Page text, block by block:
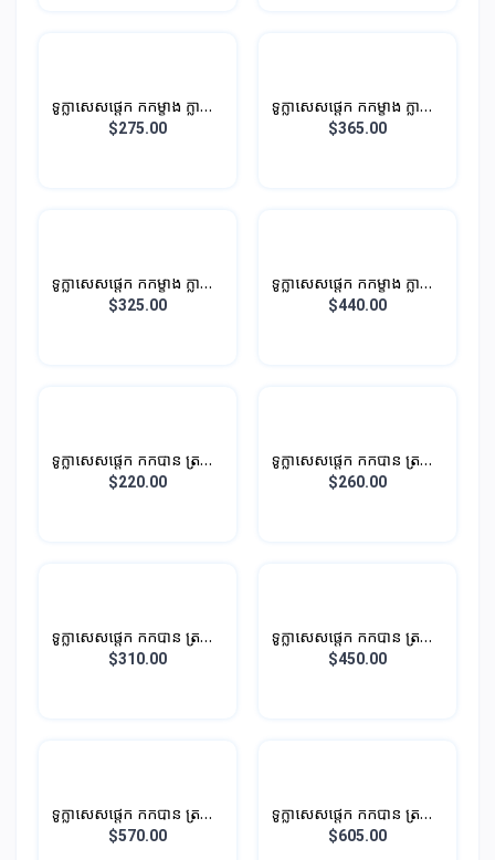
ទូក្លាសេសផ្តេក កកម្ខាង ក្លាស្សេ
ម្ខាង បណ្តោយ
$275.00
ទូក្លាសេសផ្តេក កកម្ខាង ក្លាស្សេ
ម្ខាង បណ្តោយ 1.2M 286L
$365.00
ទូក្លាសេសផ្តេក កកម្ខាង ក្លាស្សេ
ម្ខាង បណ្តោយ 1.2M 296L
$325.00
ទូក្លាសេសផ្តេក កកម្ខាង ក្លាស្សេ
ម្ខាង បណ្តោយ 1.4M 316L
$440.00
ទូក្លាសេសផ្តេក កកបាន ត្រជាក់
បាន
$220.00
ទូក្លាសេសផ្តេក កកបាន ត្រជាក់
បាន
$260.00
ទូក្លាសេសផ្តេក កកបាន ត្រជាក់
បាន
$310.00
ទូក្លាសេសផ្តេក កកបាន ត្រជាក់
បាន
$450.00
ទូក្លាសេសផ្តេក កកបាន ត្រជាក់
បាន
$570.00
ទូក្លាសេសផ្តេក កកបាន ត្រជាក់
បាន
$605.00